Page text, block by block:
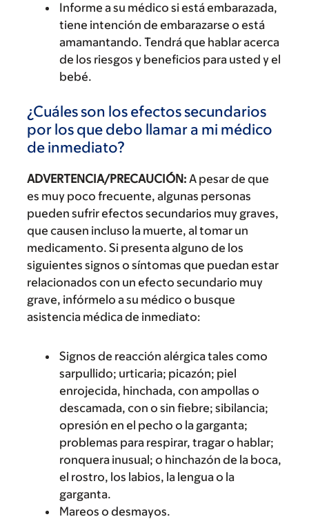
Informe a su médico si está embarazada,
tiene intención de embarazarse o está
amamantando. Tendrá que hablar acerca
de los riesgos y beneficios para usted y el
bebé.
¿Cuáles son los efectos secundarios
por los que debo llamar a mi médico
de inmediato?
ADVERTENCIA/PRECAUCIÓN: A pesar de que
es muy poco frecuente, algunas personas
pueden sufrir efectos secundarios muy graves,
que causen incluso la muerte, al tomar un
medicamento. Si presenta alguno de los
siguientes signos o síntomas que puedan estar
relacionados con un efecto secundario muy
grave, infórmelo a su médico o busque
asistencia médica de inmediato:
Signos de reacción alérgica tales como
sarpullido; urticaria; picazón; piel
enrojecida, hinchada, con ampollas o
descamada, con o sin fiebre; sibilancia;
opresión en el pecho o la garganta;
problemas para respirar, tragar o hablar;
ronquera inusual; o hinchazón de la boca,
el rostro, los labios, la lengua o la
garganta.
Mareos o desmayos.